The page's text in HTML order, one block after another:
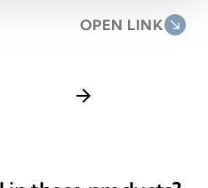
OPEN LINK south_east
arrow_forward